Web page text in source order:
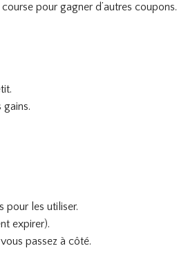
pour gagner d’autres coupons.
pour les utiliser.
expirer).
passez à côté.